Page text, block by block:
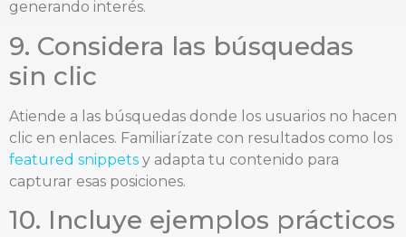
generando interés.
9. Considera las búsquedas
sin clic
Atiende a las búsquedas donde los usuarios no hacen
clic en enlaces. Familiarízate con resultados como los
featured snippets y adapta tu contenido para
capturar esas posiciones.
10. Incluye ejemplos prácticos